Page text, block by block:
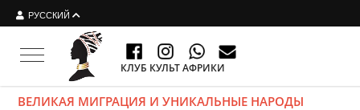
РУССКИЙ
Toggle navigation
КЛУБ КУЛЬТ АФРИКИ
ВЕЛИКАЯ МИГРАЦИЯ И УНИКАЛЬНЫЕ НАРОДЫ